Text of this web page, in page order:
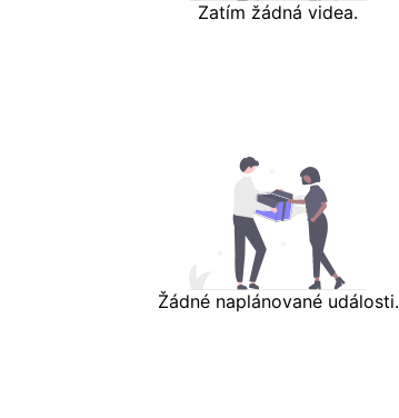
Zatím žádná videa.
Žádné naplánované události.